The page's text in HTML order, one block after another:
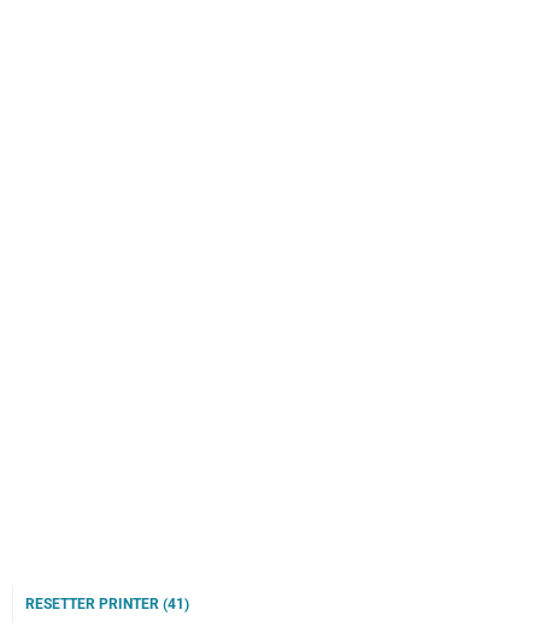
RESETTER PRINTER (41)